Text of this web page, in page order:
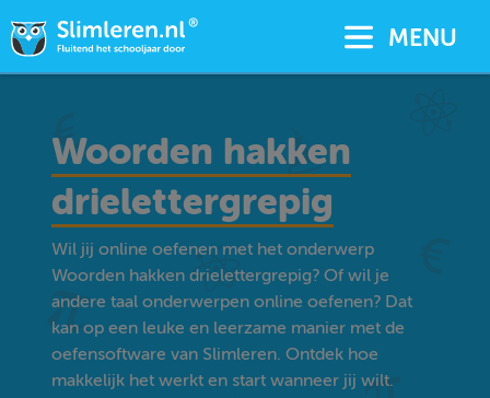
MENU
Woorden hakken
drielettergrepig
Wil jij online oefenen met het onderwerp
Woorden hakken drielettergrepig? Of wil je
andere taal onderwerpen online oefenen? Dat
kan op een leuke en leerzame manier met de
oefensoftware van Slimleren. Ontdek hoe
makkelijk het werkt en start wanneer jij wilt.